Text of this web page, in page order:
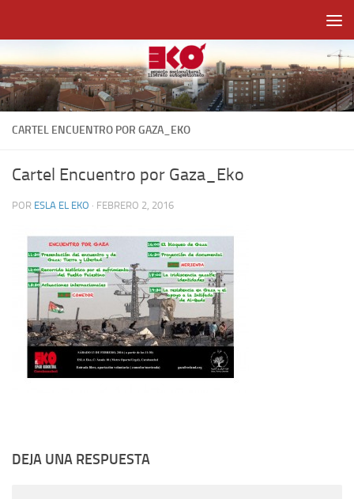
CARTEL ENCUENTRO POR GAZA_EKO
Cartel Encuentro por Gaza_Eko
POR ESLA EL EKO · FEBRERO 2, 2016
DEJA UNA RESPUESTA